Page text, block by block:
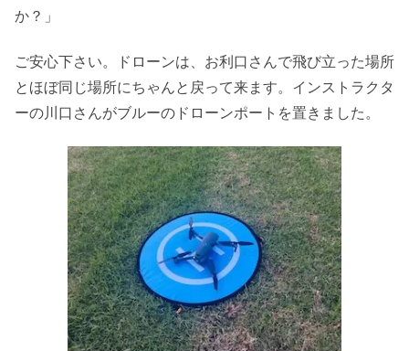
か？」
ご安心下さい。ドローンは、お利口さんで飛び立った場所
とほぼ同じ場所にちゃんと戻って来ます。インストラクタ
ーの川口さんがブルーのドローンポートを置きました。